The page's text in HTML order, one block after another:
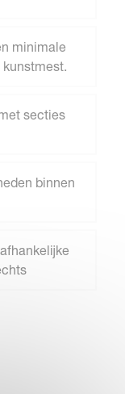
minimale
secties
binnen